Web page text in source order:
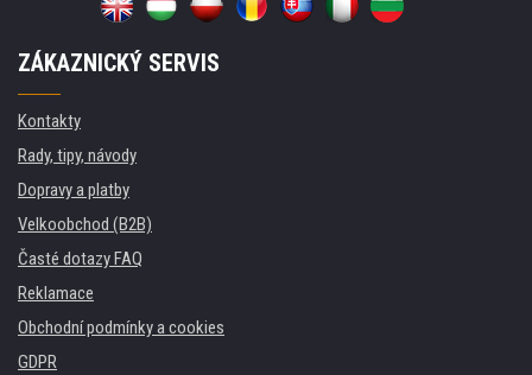
ZÁKAZNICKÝ SERVIS
Kontakty
Rady, tipy, návody
Dopravy a platby
Velkoobchod (B2B)
Časté dotazy FAQ
Reklamace
Obchodní podmínky a cookies
GDPR